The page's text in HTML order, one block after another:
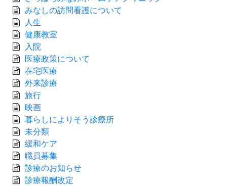
みなしの訪問看護について
人生
健康教室
入院
医療政策について
在宅医療
外来診療
旅行
映画
暮らしによりそう診療所
未分類
緩和ケア
職員募集
診療のお知らせ
診療報酬改定